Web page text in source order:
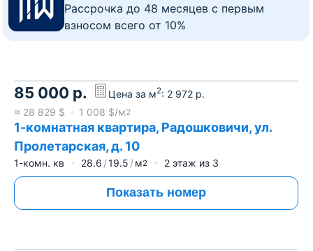
85 000 р. Цена за м2: 2 972 р.
≈ 28 829 $ 1 008 $/м2
1-комнатная квартира, Радошковичи, ул.
Пролетарская, д. 10
1-комн. кв 28.6 19.5 м2 2 этаж из 3
Показать номер
Рассрочка до 48 месяцев с первым
взносом всего от 10%